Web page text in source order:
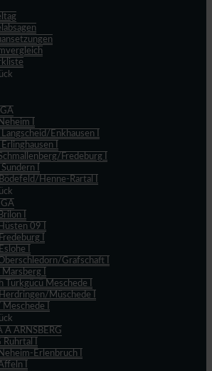
I
Langscheid/Enkhausen I
Erlinghausen I
Fredeburg I
Sundern I
Henne-Rartal I
I
09 I
I
I
Grafschaft I
I
Türkgücü Meschede I
Müschede I
Meschede I
A ARNSBERG
Ruhrtal I
Erlenbruch I
I